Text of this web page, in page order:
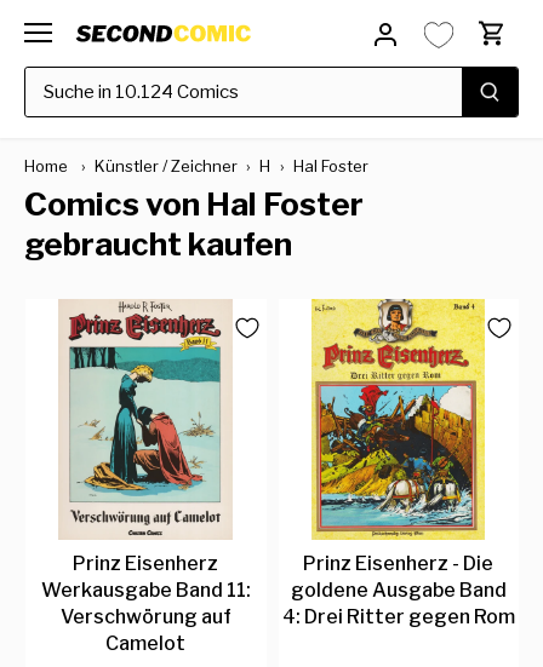
zum
Inhalt
Home › Künstler / Zeichner › H › Hal Foster
Comics von Hal Foster
gebraucht kaufen
Prinz Eisenherz
Werkausgabe Band 11:
Verschwörung auf
Camelot
Prinz Eisenherz - Die
goldene Ausgabe Band
4: Drei Ritter gegen Rom